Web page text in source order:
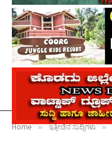
Home » ಇತ್ತೀಚಿನ ಸುದ್ದಿಗಳು »